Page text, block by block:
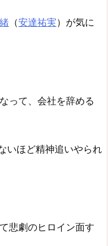
（安達祐実）が気に
って、会社を辞める
いほど精神追いやられ
悲劇のヒロイン面す